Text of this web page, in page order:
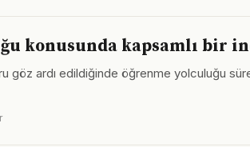
konusunda kapsamlı bir
göz ardı edildiğinde öğrenme yolculuğu